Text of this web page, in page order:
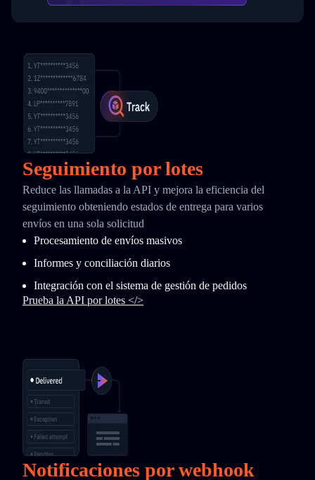
Seguimiento por lotes
Reduce las llamadas a la API y mejora la eficiencia del
seguimiento obteniendo estados de entrega para varios
envíos en una sola solicitud
Procesamiento de envíos masivos
Informes y conciliación diarios
Integración con el sistema de gestión de pedidos
Prueba la API por lotes </>
Notificaciones por webhook